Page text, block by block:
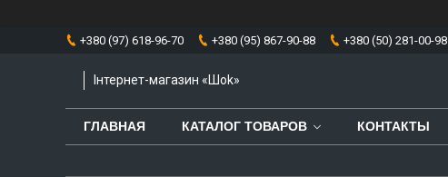
+380 (97) 618-96-70 +380 (95) 867-90-88 +380 (50) 281-00-98
Інтернет-магазин «Шоk»
ГЛАВНАЯ КАТАЛОГ ТОВАРОВ КОНТАКТЫ